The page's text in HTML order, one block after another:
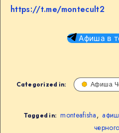
https://t.me/montecult2
Афиша в
Categorized in: Афиша
Tagged in: monteafisha,